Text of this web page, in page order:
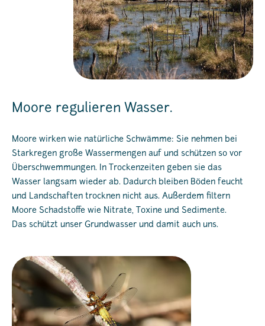
Moore regulieren Wasser.
Moore wirken wie natürliche Schwämme: Sie nehmen bei
Starkregen große Wassermengen auf und schützen so vor
Überschwemmungen. In Trockenzeiten geben sie das
Wasser langsam wieder ab. Dadurch bleiben Böden feucht
und Landschaften trocknen nicht aus. Außerdem filtern
Moore Schadstoffe wie Nitrate, Toxine und Sedimente.
Das schützt unser Grundwasser und damit auch uns.